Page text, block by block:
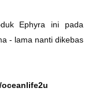
Ephyra ini pada
- lama nanti dikebas